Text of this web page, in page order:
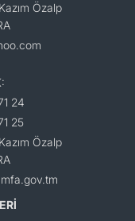
Özalp
24
25
Özalp